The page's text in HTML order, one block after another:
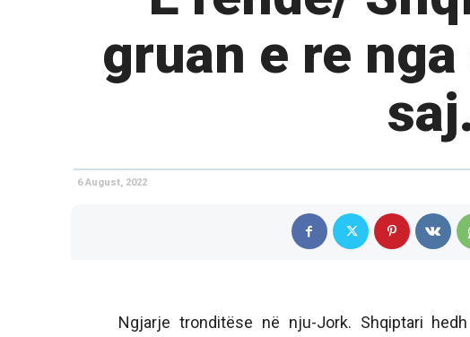
gruan e re
6 August, 2022
Ngjarje tronditëse në nju-Jork. Shqiptari